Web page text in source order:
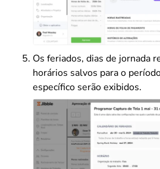
Os feriados, dias de jornada
horários salvos para o
específico serão exibidos.